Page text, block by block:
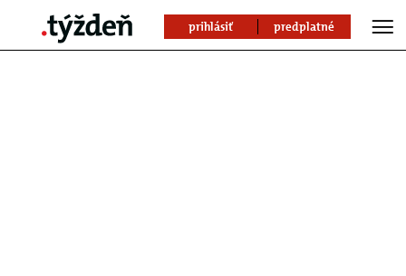
prihlásiť predplatné